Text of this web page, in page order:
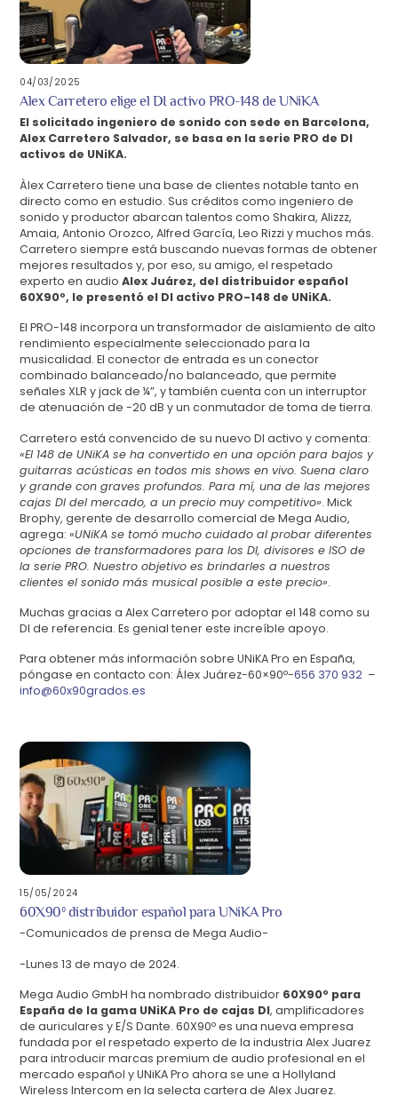
04/03/2025
Alex Carretero elige el DI activo PRO-148 de UNiKA
El solicitado ingeniero de sonido con sede en Barcelona, ​​
Alex Carretero Salvador, se basa en la serie PRO de DI
activos de UNiKA.
Àlex Carretero tiene una base de clientes notable tanto en
directo como en estudio. Sus créditos como ingeniero de
sonido y productor abarcan talentos como Shakira, Alizzz,
Amaia, Antonio Orozco, Alfred García, Leo Rizzi y muchos más.
Carretero siempre está buscando nuevas formas de obtener
mejores resultados y, por eso, su amigo, el respetado
experto en audioAlex Juárez, del distribuidor español
60X90º, le presentó el DI activo PRO-148 de UNiKA.
El PRO-148 incorpora un transformador de aislamiento de alto
rendimiento especialmente seleccionado para la
musicalidad. El conector de entrada es un conector
combinado balanceado/no balanceado, que permite
señales XLR y jack de ¼”, y también cuenta con un interruptor
de atenuación de -20 dB y un conmutador de toma de tierra.
Carretero está convencido de su nuevo DI activo y comenta:
«El 148 de UNiKA se ha convertido en una opción para bajos y
guitarras acústicas en todos mis shows en vivo. Suena claro
y grande con graves profundos. Para mí, una de las mejores
cajas DI del mercado, a un precio muy competitivo». Mick
Brophy, gerente de desarrollo comercial de Mega Audio,
agrega: «UNiKA se tomó mucho cuidado al probar diferentes
opciones de transformadores para los DI, divisores e ISO de
la serie PRO. Nuestro objetivo es brindarles a nuestros
clientes el sonido más musical posible a este precio».
Muchas gracias a Alex Carretero por adoptar el 148 como su
DI de referencia. Es genial tener este increíble apoyo.
Para obtener más información sobre UNiKA Pro en España,
póngase en contacto con: Álex Juárez-60×90º-656 370 932 –
info@60x90grados.es
15/05/2024
60X90º distribuidor español para UNiKA Pro
-Comunicados de prensa de Mega Audio-
-Lunes 13 de mayo de 2024.
Mega Audio GmbH ha nombrado distribuidor 60X90º para
España de la gama UNiKA Pro de cajas DI, amplificadores
de auriculares y E/S Dante. 60X90º es una nueva empresa
fundada por el respetado experto de la industria Alex Juarez
para introducir marcas premium de audio profesional en el
mercado español y UNiKA Pro ahora se une a Hollyland
Wireless Intercom en la selecta cartera de Alex Juarez.